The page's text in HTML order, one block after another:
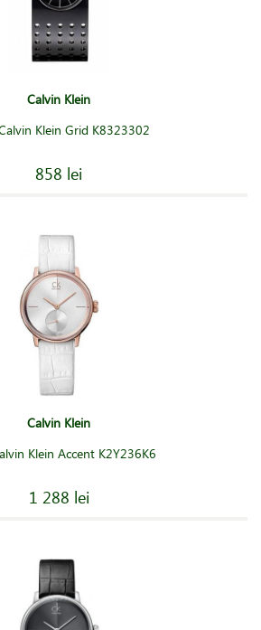
Calvin Klein
Klein Grid K8323302
858 lei
Calvin Klein
Klein Accent K2Y236K6
1 288 lei